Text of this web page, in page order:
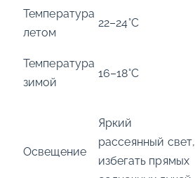
Температура
летом
22–24°C
Температура
зимой
16–18°C
Освещение
Яркий
рассеянный свет,
избегать прямых